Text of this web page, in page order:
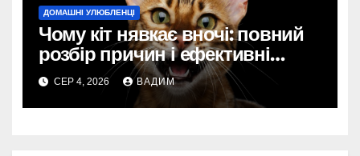
ДОМАШНІ УЛЮБЛЕНЦІ
Чому кіт нявкає вночі: повний
розбір причин і ефективні
рішення
СЕР 4, 2026 ВАДИМ